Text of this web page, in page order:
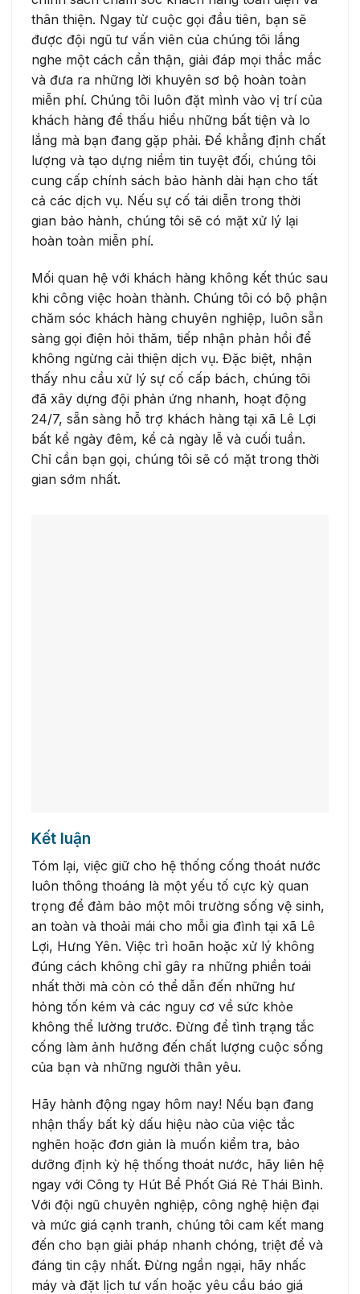
thân thiện. Ngay từ cuộc gọi đầu tiên, bạn sẽ
được đội ngũ tư vấn viên của chúng tôi lắng
nghe một cách cẩn thận, giải đáp mọi thắc mắc
và đưa ra những lời khuyên sơ bộ hoàn toàn
miễn phí. Chúng tôi luôn đặt mình vào vị trí của
khách hàng để thấu hiểu những bất tiện và lo
lắng mà bạn đang gặp phải. Để khẳng định chất
lượng và tạo dựng niềm tin tuyệt đối, chúng tôi
cung cấp chính sách bảo hành dài hạn cho tất
cả các dịch vụ. Nếu sự cố tái diễn trong thời
gian bảo hành, chúng tôi sẽ có mặt xử lý lại
hoàn toàn miễn phí.
Mối quan hệ với khách hàng không kết thúc sau
khi công việc hoàn thành. Chúng tôi có bộ phận
chăm sóc khách hàng chuyên nghiệp, luôn sẵn
sàng gọi điện hỏi thăm, tiếp nhận phản hồi để
không ngừng cải thiện dịch vụ. Đặc biệt, nhận
thấy nhu cầu xử lý sự cố cấp bách, chúng tôi
đã xây dựng đội phản ứng nhanh, hoạt động
24/7, sẵn sàng hỗ trợ khách hàng tại xã Lê Lợi
bất kể ngày đêm, kể cả ngày lễ và cuối tuần.
Chỉ cần bạn gọi, chúng tôi sẽ có mặt trong thời
gian sớm nhất.
Kết luận
Tóm lại, việc giữ cho hệ thống cống thoát nước
luôn thông thoáng là một yếu tố cực kỳ quan
trọng để đảm bảo một môi trường sống vệ sinh,
an toàn và thoải mái cho mỗi gia đình tại xã Lê
Lợi, Hưng Yên. Việc trì hoãn hoặc xử lý không
đúng cách không chỉ gây ra những phiền toái
nhất thời mà còn có thể dẫn đến những hư
hỏng tốn kém và các nguy cơ về sức khỏe
không thể lường trước. Đừng để tình trạng tắc
cống làm ảnh hưởng đến chất lượng cuộc sống
của bạn và những người thân yêu.
Hãy hành động ngay hôm nay! Nếu bạn đang
nhận thấy bất kỳ dấu hiệu nào của việc tắc
nghẽn hoặc đơn giản là muốn kiểm tra, bảo
dưỡng định kỳ hệ thống thoát nước, hãy liên hệ
ngay với Công ty Hút Bể Phốt Giá Rẻ Thái Bình.
Với đội ngũ chuyên nghiệp, công nghệ hiện đại
và mức giá cạnh tranh, chúng tôi cam kết mang
đến cho bạn giải pháp nhanh chóng, triệt để và
đáng tin cậy nhất. Đừng ngần ngại, hãy nhấc
máy và đặt lịch tư vấn hoặc yêu cầu báo giá